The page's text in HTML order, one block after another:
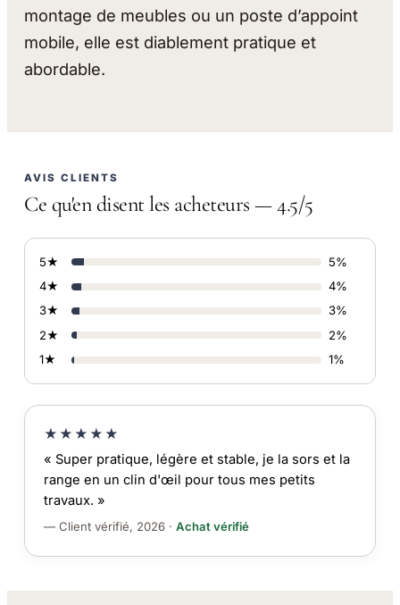
montage de meubles ou un poste d’appoint
mobile, elle est diablement pratique et
abordable.
AVIS CLIENTS
Ce qu'en disent les acheteurs — 4.5/5
5★
5%
4★
4%
3★
3%
2★
2%
1★
1%
★★★★★
« Super pratique, légère et stable, je la sors et la
range en un clin d'œil pour tous mes petits
travaux. »
— Client vérifié, 2026 · Achat vérifié